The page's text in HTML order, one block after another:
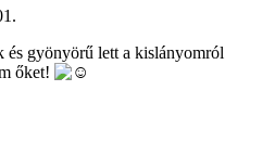
és gyönyörű lett a kislányomról
őket!